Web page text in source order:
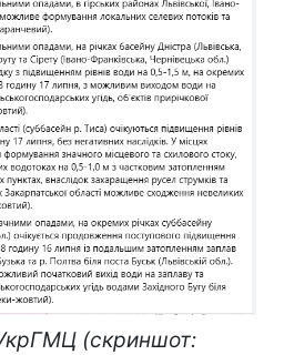
(скриншот: